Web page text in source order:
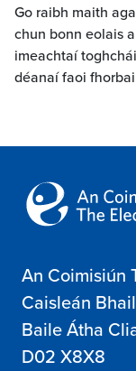
Go raibh maith
chun bonn eolais
imeachtaí
déanaí faoi
An Coimisiún
Caisleán
Baile Átha
D02 X8X8